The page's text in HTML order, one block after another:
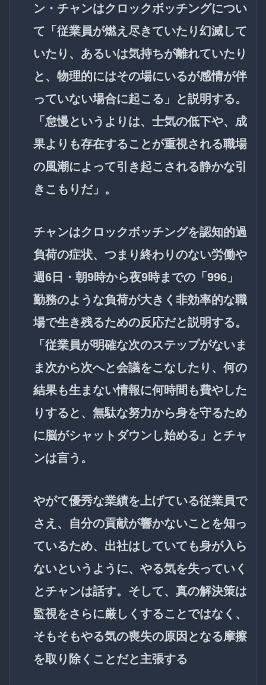
ン・チャンはクロックボッチングについ
て「従業員が燃え尽きていたり幻滅して
いたり、あるいは気持ちが離れていたり
と、物理的にはその場にいるが感情が伴
っていない場合に起こる」と説明する。
「怠慢というよりは、士気の低下や、成
果よりも存在することが重視される職場
の風潮によって引き起こされる静かな引
きこもりだ」。
チャンはクロックボッチングを認知的過
負荷の症状、つまり終わりのない労働や
週6日・朝9時から夜9時までの「996」
勤務のような負荷が大きく非効率的な職
場で生き残るための反応だと説明する。
「従業員が明確な次のステップがないま
ま次から次へと会議をこなしたり、何の
結果も生まない情報に何時間も費やした
りすると、無駄な努力から身を守るため
に脳がシャットダウンし始める」とチャ
ンは言う。
やがて優秀な業績を上げている従業員で
さえ、自分の貢献が響かないことを知っ
ているため、出社はしていても身が入ら
ないというように、やる気を失っていく
とチャンは話す。そして、真の解決策は
監視をさらに厳しくすることではなく、
そもそもやる気の喪失の原因となる摩擦
を取り除くことだと主張する